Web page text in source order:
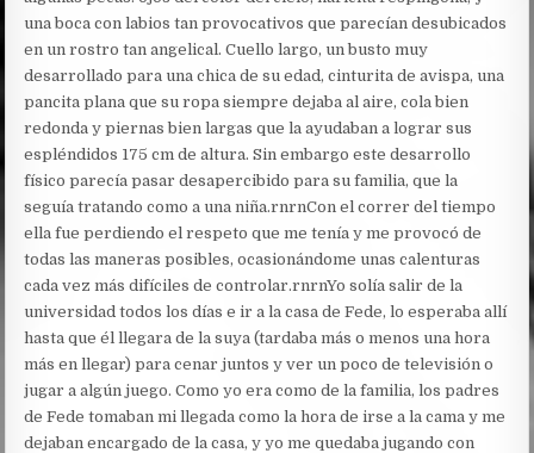
una boca con labios tan provocativos que parecían desubicados
en un rostro tan angelical. Cuello largo, un busto muy
desarrollado para una chica de su edad, cinturita de avispa, una
pancita plana que su ropa siempre dejaba al aire, cola bien
redonda y piernas bien largas que la ayudaban a lograr sus
espléndidos 175 cm de altura. Sin embargo este desarrollo
físico parecía pasar desapercibido para su familia, que la
seguía tratando como a una niña.rnrnCon el correr del tiempo
ella fue perdiendo el respeto que me tenía y me provocó de
todas las maneras posibles, ocasionándome unas calenturas
cada vez más difíciles de controlar.rnrnYo solía salir de la
universidad todos los días e ir a la casa de Fede, lo esperaba allí
hasta que él llegara de la suya (tardaba más o menos una hora
más en llegar) para cenar juntos y ver un poco de televisión o
jugar a algún juego. Como yo era como de la familia, los padres
de Fede tomaban mi llegada como la hora de irse a la cama y me
dejaban encargado de la casa, y yo me quedaba jugando con